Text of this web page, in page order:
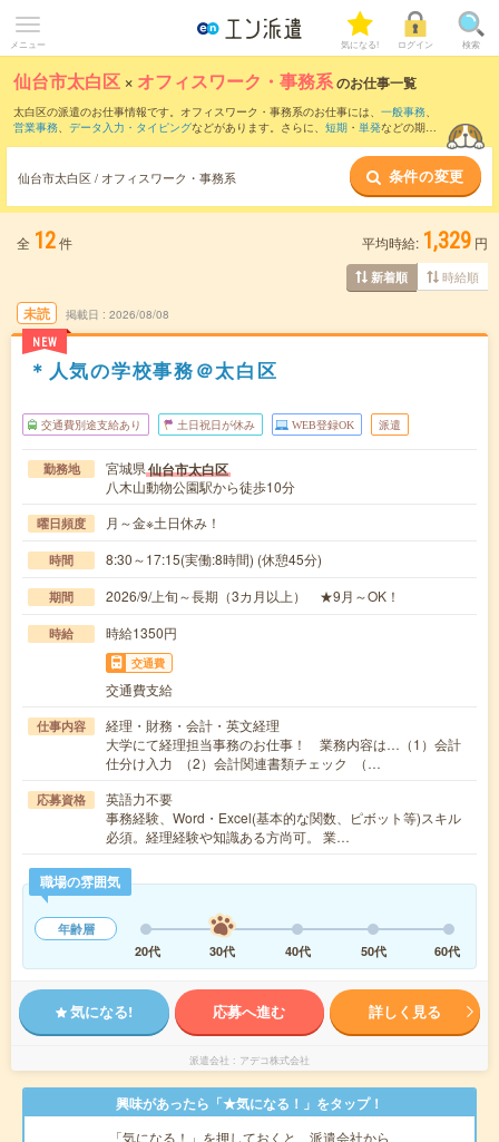
メニュー 気になる! ログイン 検索
仙台市太白区 × オフィスワーク・事務系のお仕事一覧
太白区の派遣のお仕事情報です。オフィスワーク・事務系のお仕事には、 一般事務、
営業事務、 データ入力・タイピングなどがあります。さらに、 短期 ・ 単発などの期間
仙台市太白区 / オフィスワーク・事務系 条件の変更
全 12件 平均時給: 1,329 円
新着順 時給順
未読
NEW
掲載日 2026/08/08
＊人気の学校事務＠太白区
交通費別途支給あり 土日祝日が休み WEB登録OK 派遣
勤務地 宮城県仙台市太白区
八木山動物公園駅から徒歩10分
曜日頻度 月～金※土日休み！
時間 8:30～17:15(実働:8時間) (休憩45分)
期間 2026/9/上旬～長期（3カ月以上） ★9月～OK！
時給 時給1350円
交通費
交通費支給
仕事内容
経理・財務・会計・英文経理
大学にて経理担当事務のお仕事！ 業務内容は…（1）会計
仕分け入力 （2）会計関連書類チェック （…
応募資格
英語力不要
事務経験、Word・Excel(基本的な関数、ピボット等)スキル
必須。経理経験や知識ある方尚可。 業…
職場の雰囲気
年齢層
20代
30代 40代 50代 60代
気になる! 応募へ進む 詳しく見る
派遣会社 アデコ株式会社
興味があったら「★気になる！」をタップ！
「気になる！」を押しておくと、派遣会社から